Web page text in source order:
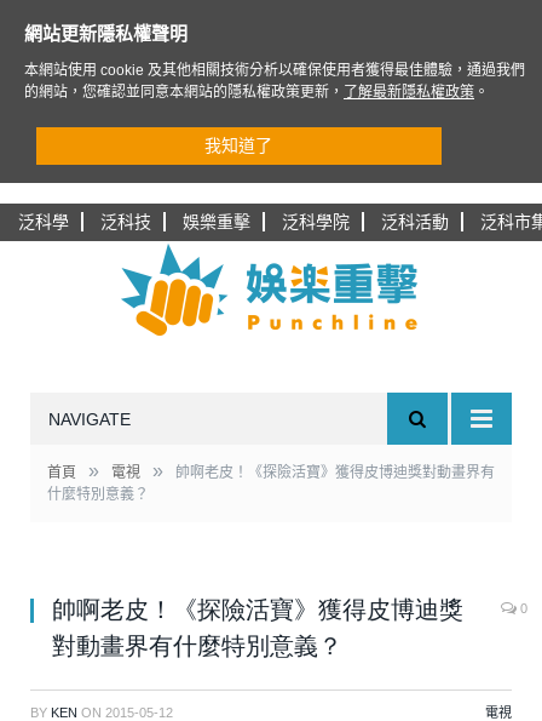
泛科學 泛科技 娛樂重擊 泛科學院 泛科活動 泛科市
NAVIGATE
首頁 » 電視 »
帥啊老皮！《探險活寶》獲得皮博迪獎對動畫界有
什麼特別意義？
帥啊老皮！《探險活寶》獲得皮博迪獎
對動畫界有什麼特別意義？
0
BY KEN ON 2015-05-12 電視
網站更新隱私權聲明
本網站使用 cookie 及其他相關技術分析以確保使用者獲得最佳體驗，通過我們
的網站，您確認並同意本網站的隱私權政策更新，
了解最新隱私權政策 。
我知道了